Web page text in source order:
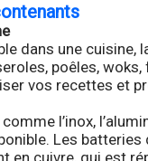
dans une cuisine,
poêles,
vos recettes et
l’inox,
Les batteries
en cuivre, qui est